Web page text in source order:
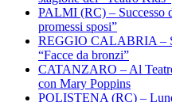
PALMI (RC) – Successo
promessi sposi”
REGGIO CALABRIA –
“Facce da bronzi”
CATANZARO – Al
con Mary Poppins
POLISTENA (RC) –